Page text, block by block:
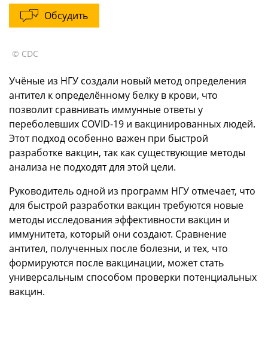
Обсудить
© CDC
Учёные из НГУ создали новый метод определения
антител к определённому белку в крови, что
позволит сравнивать иммунные ответы у
переболевших COVID-19 и вакцинированных людей.
Этот подход особенно важен при быстрой
разработке вакцин, так как существующие методы
анализа не подходят для этой цели.
Руководитель одной из программ НГУ отмечает, что
для быстрой разработки вакцин требуются новые
методы исследования эффективности вакцин и
иммунитета, который они создают. Сравнение
антител, полученных после болезни, и тех, что
формируются после вакцинации, может стать
универсальным способом проверки потенциальных
вакцин.